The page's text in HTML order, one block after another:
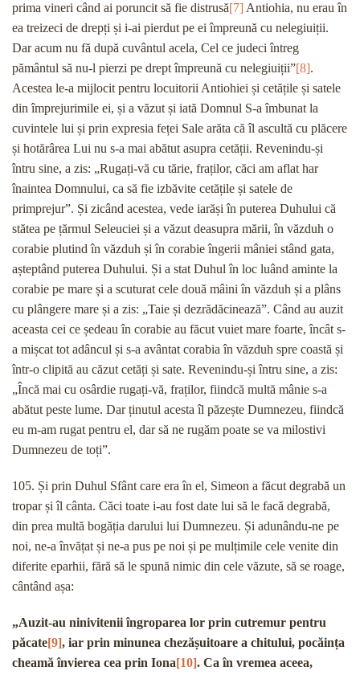
prima vineri când ai poruncit să fie distrusă[7] Antiohia, nu erau în
ea treizeci de drepți și i-ai pierdut pe ei împreună cu nelegiuiții.
Dar acum nu fă după cuvântul acela, Cel ce judeci întreg
pământul să nu-l pierzi pe drept împreună cu nelegiuiții”[8].
Acestea le-a mijlocit pentru locuitorii Antiohiei și cetățile și satele
din împrejurimile ei, și a văzut și iată Domnul S-a îmbunat la
cuvintele lui și prin expresia feței Sale arăta că îl ascultă cu plăcere
și hotărârea Lui nu s-a mai abătut asupra cetății. Revenindu-și
întru sine, a zis: „Rugați-vă cu tărie, fraților, căci am aflat har
înaintea Domnului, ca să fie izbăvite cetățile și satele de
primprejur”. Și zicând acestea, vede iarăși în puterea Duhului că
stătea pe țărmul Seleuciei și a văzut deasupra mării, în văzduh o
corabie plutind în văzduh și în corabie îngerii mâniei stând gata,
așteptând puterea Duhului. Și a stat Duhul în loc luând aminte la
corabie pe mare și a scuturat cele două mâini în văzduh și a plâns
cu plângere mare și a zis: „Taie și dezrădăcinează”. Când au auzit
aceasta cei ce ședeau în corabie au făcut vuiet mare foarte, încât s-
a mișcat tot adâncul și s-a avântat corabia în văzduh spre coastă și
într-o clipită au căzut cetăți și sate. Revenindu-și întru sine, a zis:
„Încă mai cu osârdie rugați-vă, fraților, fiindcă multă mânie s-a
abătut peste lume. Dar ținutul acesta îl păzește Dumnezeu, fiindcă
eu m-am rugat pentru el, dar să ne rugăm poate se va milostivi
Dumnezeu de toți”.
105. Și prin Duhul Sfânt care era în el, Simeon a făcut degrabă un
tropar și îl cânta. Căci toate i-au fost date lui să le facă degrabă,
din prea multă bogăția darului lui Dumnezeu. Și adunându-ne pe
noi, ne-a învățat și ne-a pus pe noi și pe mulțimile cele venite din
diferite eparhii, fără să le spună nimic din cele văzute, să se roage,
cântând așa:
„Auzit-au ninivitenii îngroparea lor prin cutremur pentru
păcate[9], iar prin minunea chezășuitoare a chitului, pocăința
cheamă învierea cea prin Iona[10]. Ca în vremea aceea,